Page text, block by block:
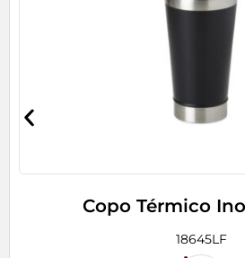
Copo Térmico
18645LF